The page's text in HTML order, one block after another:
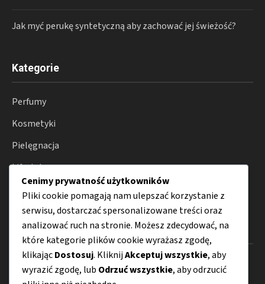
Jak myć perukę syntetyczną aby zachować jej świeżość?
Kategorie
Perfumy
Kosmetyki
Pielęgnacja
Lifestyle
Porady
Menu
Cenimy prywatność użytkowników
Pliki cookie pomagają nam ulepszać korzystanie z
serwisu, dostarczać spersonalizowane treści oraz
analizować ruch na stronie. Możesz zdecydować, na
które kategorie plików cookie wyrażasz zgodę,
klikającDostosuj. KliknijAkceptuj wszystkie, aby
wyrazić zgodę, lub Odrzuć wszystkie, aby odrzucić